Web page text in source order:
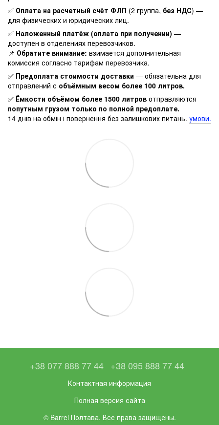
✅ Оплата на расчетный счёт ФЛП (2 группа, без НДС) —
для физических и юридических лиц.
✅ Наложенный платёж (оплата при получении) —
доступен в отделениях перевозчиков.
📌 Обратите внимание: взимается дополнительная
комиссия согласно тарифам перевозчика.
✅ Предоплата стоимости доставки — обязательна для
отправлений с объёмным весом более 100 литров.
✅ Ёмкости объёмом более 1500 литров отправляются
попутным грузом только по полной предоплате.
14 днів на обмін і повернення без залишкових питань. умови.
+38 077 888 77 44 +38 095 888 77 44
Контактная информация
Полная версия сайта
© Barrel Полтава. Все права защищены.